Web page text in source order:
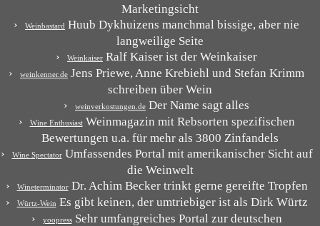
Marketingsicht
Weinbastard Huub Dykhuizens manchmal bissige, aber nie
langweilige Seite
Weinkaiser Ralf Kaiser ist der Weinkaiser
weinkenner.de Jens Priewe, Anne Krebiehl und Stefan Krimm
schreiben über Wein
weinverkostungen.de Der Name sagt alles
Wine EnthusiastWeinmagazin mit Rebsorten spezifischen
Bewertungen u.a. für mehr als 3800 Zinfandels
Wine SpectatorUmfassendes Portal mit amerikanischer Sicht auf
die Weinwelt
WineterminatorDr. Achim Becker trinkt gerne gereifte Tropfen
Würtz-Wein Es gibt keinen, der umtriebiger ist als Dirk Würtz
yoopressSehr umfangreiches Portal zur deutschen